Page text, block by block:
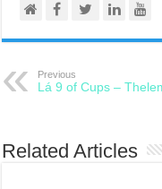
Previous
Lá 9 of Cups –
Related Articles